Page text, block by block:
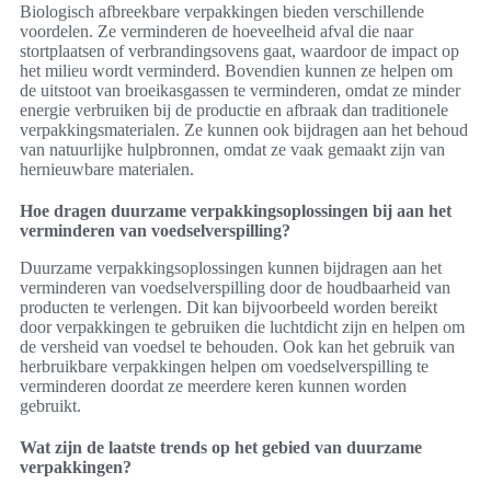
Biologisch afbreekbare verpakkingen bieden verschillende
voordelen. Ze verminderen de hoeveelheid afval die naar
stortplaatsen of verbrandingsovens gaat, waardoor de impact op
het milieu wordt verminderd. Bovendien kunnen ze helpen om
de uitstoot van broeikasgassen te verminderen, omdat ze minder
energie verbruiken bij de productie en afbraak dan traditionele
verpakkingsmaterialen. Ze kunnen ook bijdragen aan het behoud
van natuurlijke hulpbronnen, omdat ze vaak gemaakt zijn van
hernieuwbare materialen.
Hoe dragen duurzame verpakkingsoplossingen bij aan het
verminderen van voedselverspilling?
Duurzame verpakkingsoplossingen kunnen bijdragen aan het
verminderen van voedselverspilling door de houdbaarheid van
producten te verlengen. Dit kan bijvoorbeeld worden bereikt
door verpakkingen te gebruiken die luchtdicht zijn en helpen om
de versheid van voedsel te behouden. Ook kan het gebruik van
herbruikbare verpakkingen helpen om voedselverspilling te
verminderen doordat ze meerdere keren kunnen worden
gebruikt.
Wat zijn de laatste trends op het gebied van duurzame
verpakkingen?